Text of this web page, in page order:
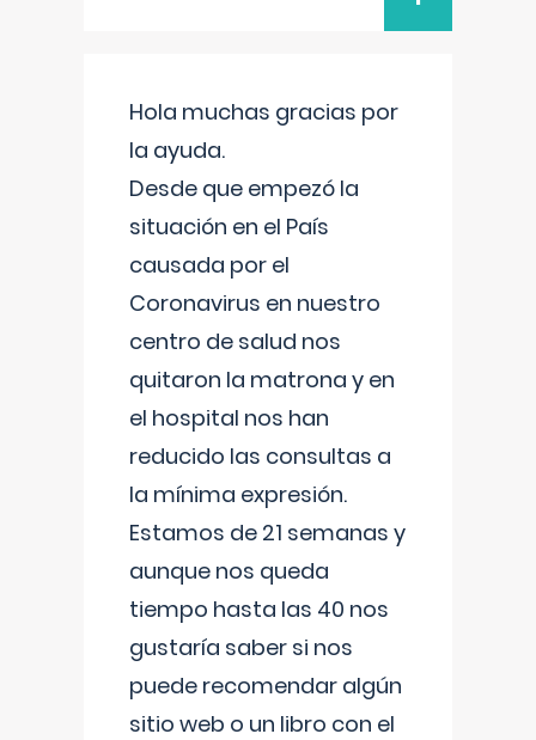
Hola muchas gracias por
la ayuda.
Desde que empezó la
situación en el País
causada por el
Coronavirus en nuestro
centro de salud nos
quitaron la matrona y en
el hospital nos han
reducido las consultas a
la mínima expresión.
Estamos de 21 semanas y
aunque nos queda
tiempo hasta las 40 nos
gustaría saber si nos
puede recomendar algún
sitio web o un libro con el